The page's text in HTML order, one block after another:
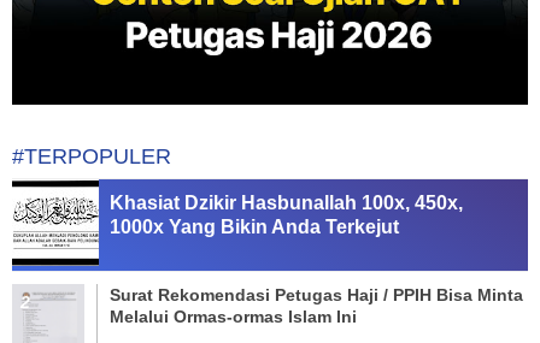
#TERPOPULER
Khasiat Dzikir Hasbunallah 100x, 450x,
1000x Yang Bikin Anda Terkejut
Surat Rekomendasi Petugas Haji / PPIH Bisa Minta
Melalui Ormas-ormas Islam Ini